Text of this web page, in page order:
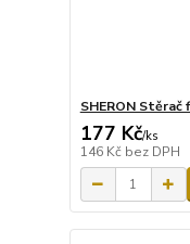
SHERON Stěrač
177 Kč/ks
146 Kč bez DPH